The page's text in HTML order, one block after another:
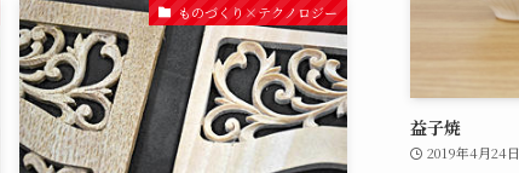
ものづくり×テクノロジー
益子焼
2019年4月24日